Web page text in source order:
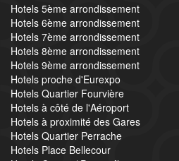
Hotels 5ème arrondissement
Hotels 6ème arrondissement
Hotels 7ème arrondissement
Hotels 8ème arrondissement
Hotels 9ème arrondissement
Hotels proche d'Eurexpo
Hotels Quartier Fourvière
Hotels à côté de l'Aéroport
Hotels à proximité des Gares
Hotels Quartier Perrache
Hotels Place Bellecour